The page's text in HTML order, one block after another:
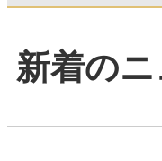
新着の